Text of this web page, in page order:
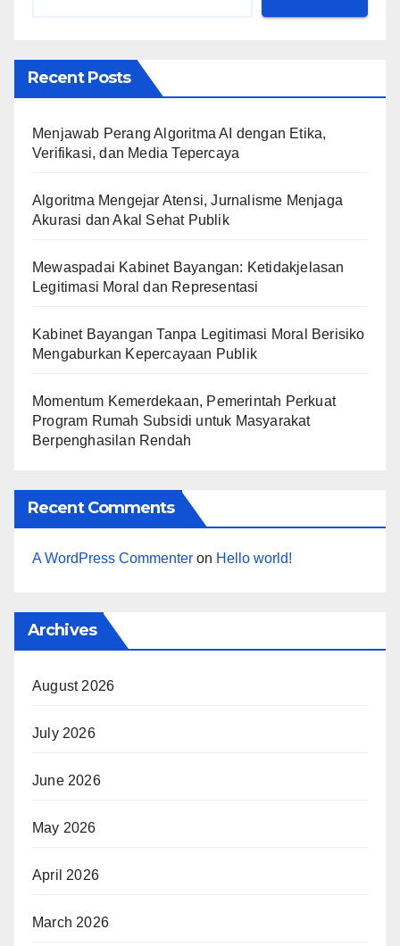
Recent Posts
Menjawab Perang Algoritma AI dengan Etika,
Verifikasi, dan Media Tepercaya
Algoritma Mengejar Atensi, Jurnalisme Menjaga
Akurasi dan Akal Sehat Publik
Mewaspadai Kabinet Bayangan: Ketidakjelasan
Legitimasi Moral dan Representasi
Kabinet Bayangan Tanpa Legitimasi Moral Berisiko
Mengaburkan Kepercayaan Publik
Momentum Kemerdekaan, Pemerintah Perkuat
Program Rumah Subsidi untuk Masyarakat
Berpenghasilan Rendah
Recent Comments
A WordPress Commenter on Hello world!
Archives
August 2026
July 2026
June 2026
May 2026
April 2026
March 2026